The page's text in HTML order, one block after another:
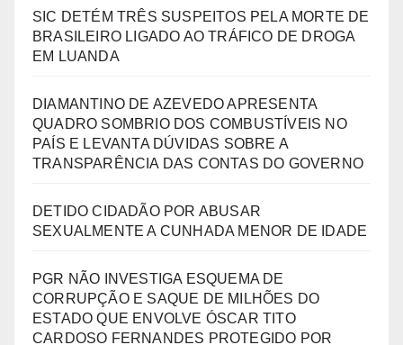
SIC DETÉM TRÊS SUSPEITOS PELA MORTE DE
BRASILEIRO LIGADO AO TRÁFICO DE DROGA
EM LUANDA
DIAMANTINO DE AZEVEDO APRESENTA
QUADRO SOMBRIO DOS COMBUSTÍVEIS NO
PAÍS E LEVANTA DÚVIDAS SOBRE A
TRANSPARÊNCIA DAS CONTAS DO GOVERNO
DETIDO CIDADÃO POR ABUSAR
SEXUALMENTE A CUNHADA MENOR DE IDADE
PGR NÃO INVESTIGA ESQUEMA DE
CORRUPÇÃO E SAQUE DE MILHÕES DO
ESTADO QUE ENVOLVE ÓSCAR TITO
CARDOSO FERNANDES PROTEGIDO POR